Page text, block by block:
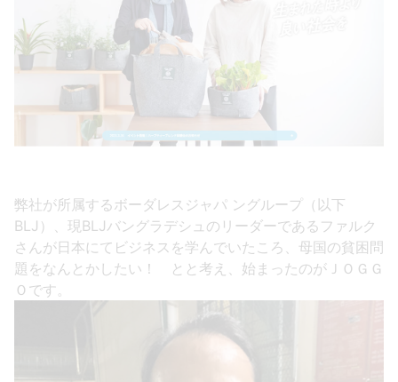
弊社が所属するボーダレスジャパ ングループ（以下
BLJ）、現BLJバングラデシュのリーダーであるファルク
さんが日本にてビジネスを学んでいたころ、母国の貧困問
題をなんとかしたい！ とと考え、始まったのがＪＯＧＧ
Ｏです。